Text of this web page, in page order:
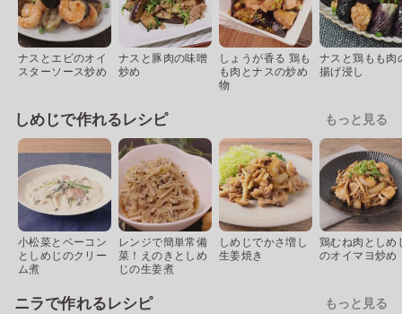
ナスとエビのオイ
スターソース炒め
ナスと豚肉の味噌
炒め
しょうが香る 鶏も
も肉とナスの炒め
物
ナスと鶏もも肉
揚げ浸し
しめじで作れるレシピ もっと見る
小松菜とベーコン
としめじのクリー
ム煮
レンジで簡単常備
菜！えのきとしめ
じの生姜煮
しめじでかさ増し
生姜焼き
鶏むね肉としめ
のオイマヨ炒め
ニラで作れるレシピ もっと見る